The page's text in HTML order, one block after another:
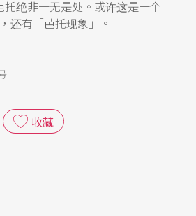
绝非一无是处。或许这是一个
还有「芭托现象」。
收藏